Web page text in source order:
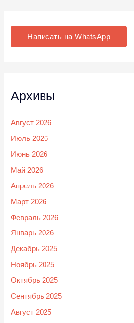
Написать на WhatsApp
Архивы
Август 2026
Июль 2026
Июнь 2026
Май 2026
Апрель 2026
Март 2026
Февраль 2026
Январь 2026
Декабрь 2025
Ноябрь 2025
Октябрь 2025
Сентябрь 2025
Август 2025